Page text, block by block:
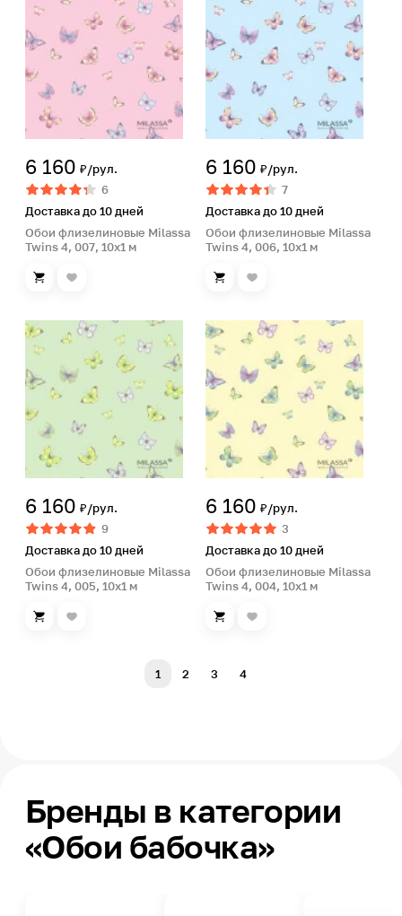
6 160 ₽/рул.
6
Доставка до 10 дней
Обои флизелиновые Milassa
Twins 4, 007, 10х1 м
6 160 ₽/рул.
7
Доставка до 10 дней
Обои флизелиновые Milassa
Twins 4, 006, 10х1 м
6 160 ₽/рул.
9
Доставка до 10 дней
Обои флизелиновые Milassa
Twins 4, 005, 10х1 м
6 160 ₽/рул.
3
Доставка до 10 дней
Обои флизелиновые Milassa
Twins 4, 004, 10х1 м
1 2 3 4
Бренды в категории
«Обои бабочка»